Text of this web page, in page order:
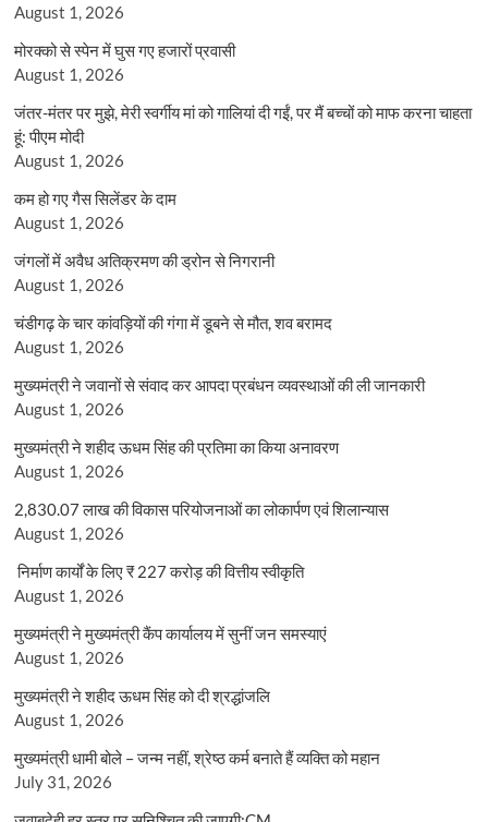
August 1, 2026
मोरक्को से स्पेन में घुस गए हजारों प्रवासी
August 1, 2026
जंतर-मंतर पर मुझे, मेरी स्वर्गीय मां को गालियां दी गईं, पर मैं बच्चों को माफ करना चाहता
हूं: पीएम मोदी
August 1, 2026
कम हो गए गैस सिलेंडर के दाम
August 1, 2026
जंगलों में अवैध अतिक्रमण की ड्रोन से निगरानी
August 1, 2026
चंडीगढ़ के चार कांवड़ियों की गंगा में डूबने से मौत, शव बरामद
August 1, 2026
मुख्यमंत्री ने जवानों से संवाद कर आपदा प्रबंधन व्यवस्थाओं की ली जानकारी
August 1, 2026
मुख्यमंत्री ने शहीद ऊधम सिंह की प्रतिमा का किया अनावरण
August 1, 2026
2,830.07 लाख की विकास परियोजनाओं का लोकार्पण एवं शिलान्यास
August 1, 2026
निर्माण कार्यों के लिए ₹ 227 करोड़ की वित्तीय स्वीकृति
August 1, 2026
मुख्यमंत्री ने मुख्यमंत्री कैंप कार्यालय में सुनीं जन समस्याएं
August 1, 2026
मुख्यमंत्री ने शहीद ऊधम सिंह को दी श्रद्धांजलि
August 1, 2026
मुख्यमंत्री धामी बोले – जन्म नहीं, श्रेष्ठ कर्म बनाते हैं व्यक्ति को महान
July 31, 2026